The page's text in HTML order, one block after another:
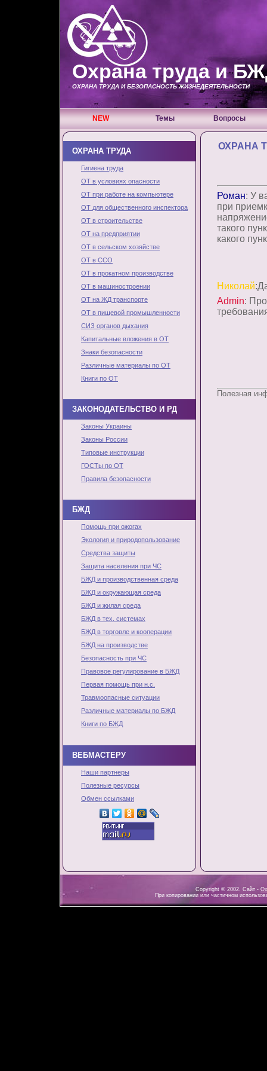
Охрана труда и
ОХРАНА ТРУДА И БЕЗОПАСНОСТЬ ЖИЗНЕДЕЯТЕЛЬНОСТИ
NEW Темы Вопросы
ОХРАНА
Роман: У
при
такого
какого
Николай
Admin:
Полезная
ОХРАНА ТРУДА
Гигиена труда
ОТ в условиях опасности
ОТ при работе на компьютере
ОТ для общественного инспектора
ОТ в строительстве
ОТ на предприятии
ОТ в сельском хозяйстве
ОТ в ССО
ОТ в прокатном производстве
ОТ в машиностроении
ОТ на ЖД транспорте
ОТ в пищевой промышленности
СИЗ органов дыхания
Капитальные вложения в ОТ
Знаки безопасности
Различные материалы по ОТ
Книги по ОТ
ЗАКОНОДАТЕЛЬСТВО И РД
Законы Украины
Законы России
Типовые инструкции
ГОСТы по ОТ
Правила безопасности
БЖД
Помощь при ожогах
Экология и природопользование
Средства защиты
Защита населения при ЧС
БЖД и производственная среда
БЖД и окружающая среда
БЖД и жилая среда
БЖД в тех. системах
БЖД в торговле и кооперации
БЖД на производстве
Безопасность при ЧС
Правовое регулирование в БЖД
Первая помощь при н.с.
Травмоопасные ситуации
Различные материалы по БЖД
Книги по БЖД
ВЕБМАСТЕРУ
Наши партнеры
Полезные ресурсы
Обмен ссылками
Copyright © 2002. Сайт -
При копировании или частичном